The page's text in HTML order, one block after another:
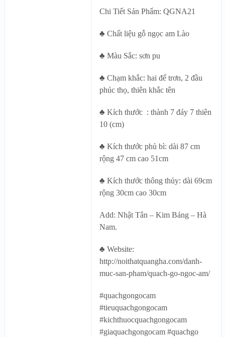
Chi Tiết Sản Phẩm: QGNA21
♣ Chất liệu gỗ ngọc am Lào
♣ Màu Sắc: sơn pu
♣ Chạm khắc: hai để trơn, 2 đầu
phúc thọ, thiên khắc tên
♣ Kích thước : thành 7 đáy 7 thiên
10 (cm)
♣ Kích thước phủ bì: dài 87 cm
rộng 47 cm cao 51cm
♣ Kích thước thông thủy: dài 69cm
rộng 30cm cao 30cm
Add: Nhật Tân – Kim Bảng – Hà
Nam.
♣ Website:
http://noithatquangha.com/danh-
muc-san-pham/quach-go-ngoc-am/
#quachgongocam
#tieuquachgongocam
#kichthuocquachgongocam
#giaquachgongocam #quachgo